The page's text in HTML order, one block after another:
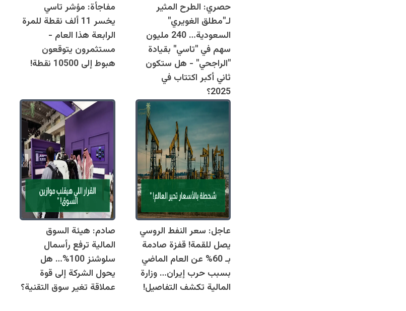
حصري: الطرح المثير
لـ"مطلق الغويري"
السعودية… 240 مليون
سهم في "تاسي" بقيادة
"الراجحي" - هل ستكون
ثاني أكبر اكتتاب في
2025؟
مفاجأة: مؤشر تاسي
يخسر 11 ألف نقطة للمرة
الرابعة هذا العام -
مستثمرون يتوقعون
هبوط إلى 10500 نقطة!
عاجل: سعر النفط الروسي
يصل للقمة! قفزة صادمة
بـ 60% عن العام الماضي
بسبب حرب إيران… وزارة
المالية تكشف التفاصيل!
صادم: هيئة السوق
المالية ترفع رأسمال
سلوشنز 100%… هل
يحول الشركة إلى قوة
عملاقة تغير سوق التقنية؟